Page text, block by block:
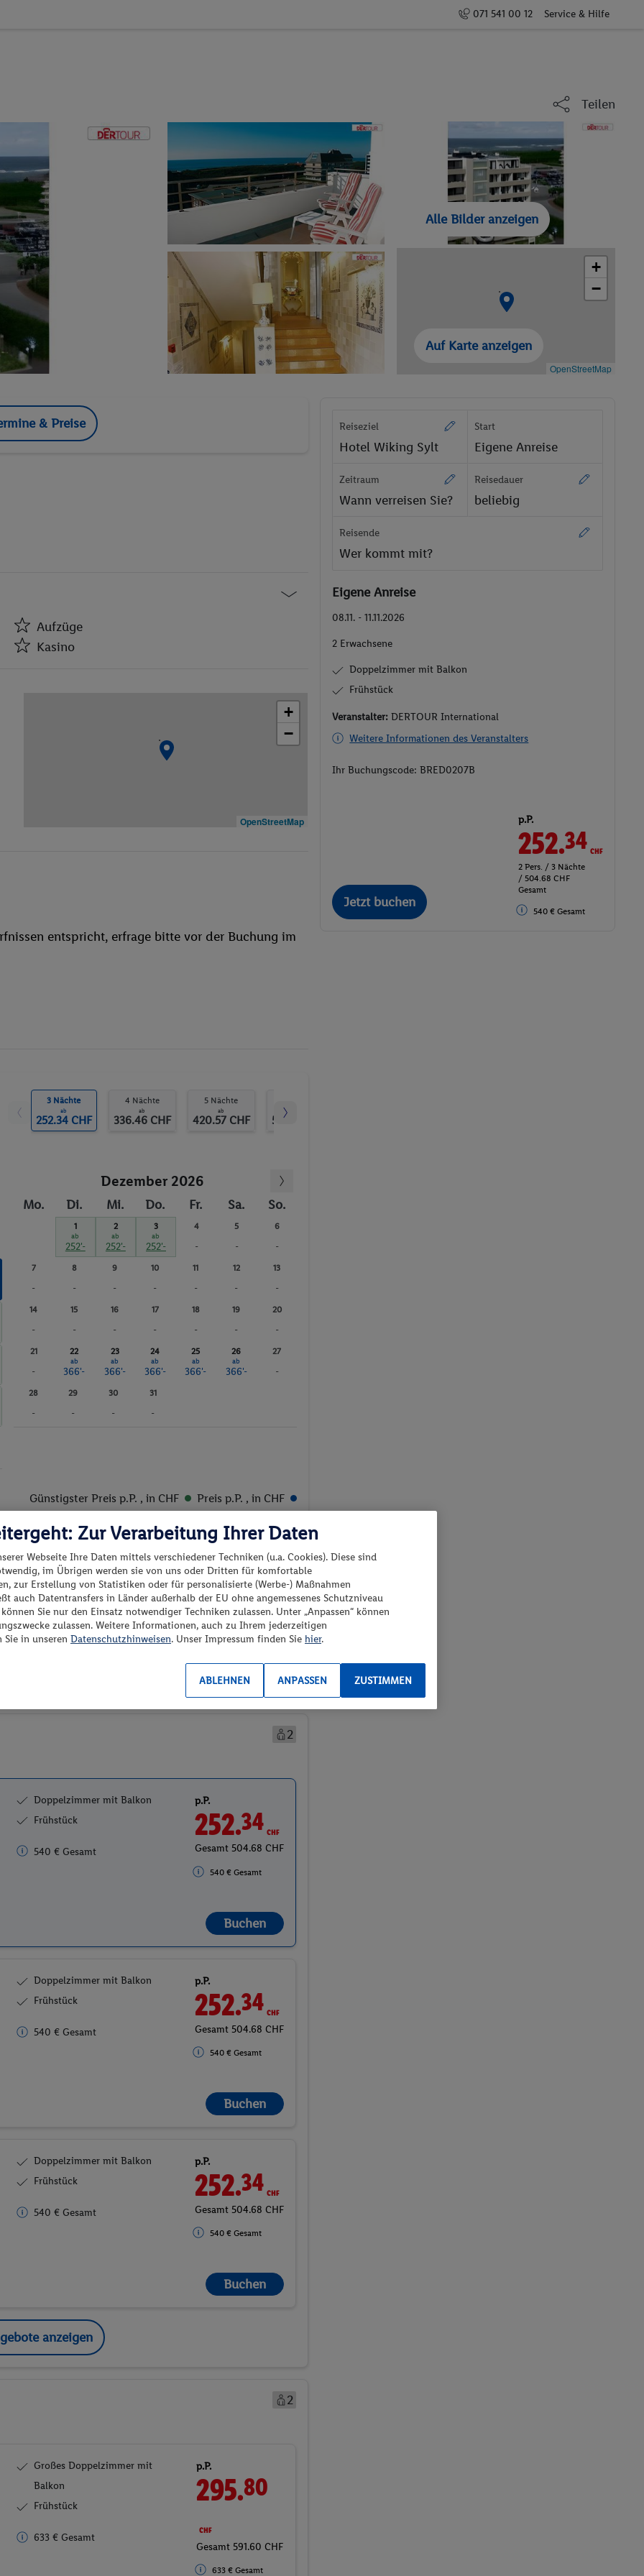
071 541 00 12 Service & Hilfe
Teilen
Alle Bilder anzeigen
+
−
OpenStreetMap
Auf Karte anzeigen
& Preise
Aufzüge
Kasino
+
−
OpenStreetMap
entspricht, erfrage bitte vor der Buchung im
3 Nächte
ab
252.34 CHF
4 Nächte
ab
336.46 CHF
5 Nächte
ab
420.57 CHF 504.68 CHF
Dezember 2026
Mo. Di. Mi. Do. Fr. Sa. So.
1
ab
252'-
2
ab
252'-
3
ab
252'-
4
-
5
-
6
-
7
-
8
-
9
-
10
-
11
-
12
-
13
-
14
-
15
-
16
-
17
-
18
-
19
-
20
-
21
-
22
ab
366'-
23
ab
366'-
24
ab
366'-
25
ab
366'-
26
ab
366'-
27
-
28
-
29
-
30
-
31
-
Günstigster Preis p.P. , in CHF Preis p.P. , in CHF
los?
Preis aufsteigend
2
Doppelzimmer mit Balkon
Frühstück
540 € Gesamt
p.P.
252.34CHF
Gesamt 504.68 CHF
540 € Gesamt
Buchen
Doppelzimmer mit Balkon
Frühstück
540 € Gesamt
p.P.
252.34CHF
Gesamt 504.68 CHF
540 € Gesamt
Buchen
Doppelzimmer mit Balkon
Frühstück
540 € Gesamt
p.P.
252.34CHF
Gesamt 504.68 CHF
540 € Gesamt
Buchen
anzeigen
2
Großes Doppelzimmer mit
Balkon
Frühstück
633 € Gesamt
p.P.
295.80
CHF
Gesamt 591.60 CHF
633 € Gesamt
Reiseziel
Hotel Wiking Sylt
Start
Eigene Anreise
Zeitraum
Wann verreisen Sie?
Reisedauer
beliebig
Reisende
Wer kommt mit?
Eigene Anreise
08.11. - 11.11.2026
2 Erwachsene
Doppelzimmer mit Balkon
Frühstück
Veranstalter:DERTOUR International
Weitere Informationen des Veranstalters
Ihr Buchungscode:BRED0207B
Jetzt buchen
p.P.
252.34CHF
2 Pers. / 3 Nächte
/ 504.68 CHF
Gesamt
540 € Gesamt
Zur Verarbeitung Ihrer Daten
Webseite Ihre Daten mittels verschiedener Techniken (u.a. Cookies). Diese sind
im Übrigen werden sie von uns oder Dritten für komfortable
zur Erstellung von Statistiken oder für personalisierte (Werbe-) Maßnahmen
auch Datentransfers in Länder außerhalb der EU ohne angemessenes Schutzniveau
Sie nur den Einsatz notwendiger Techniken zulassen. Unter „Anpassen“ können
zulassen. Weitere Informationen, auch zu Ihrem jederzeitigen
in unseren Datenschutzhinweisen. Unser Impressum finden Sie hier.
ZUSTIMMEN
ANPASSEN
ABLEHNEN